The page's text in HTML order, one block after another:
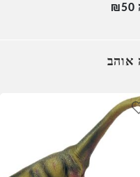
אוהב